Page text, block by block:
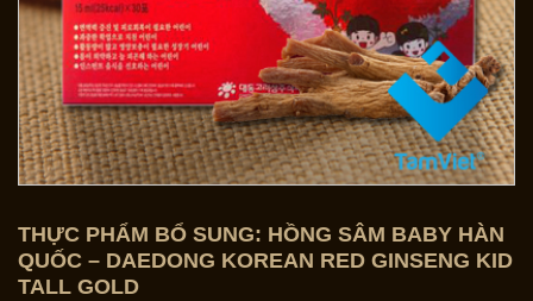
THỰC PHẨM BỔ SUNG: HỒNG SÂM BABY HÀN
QUỐC – DAEDONG KOREAN RED GINSENG KID
TALL GOLD